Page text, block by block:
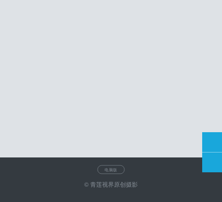
电脑版
© 青莲视界原创摄影